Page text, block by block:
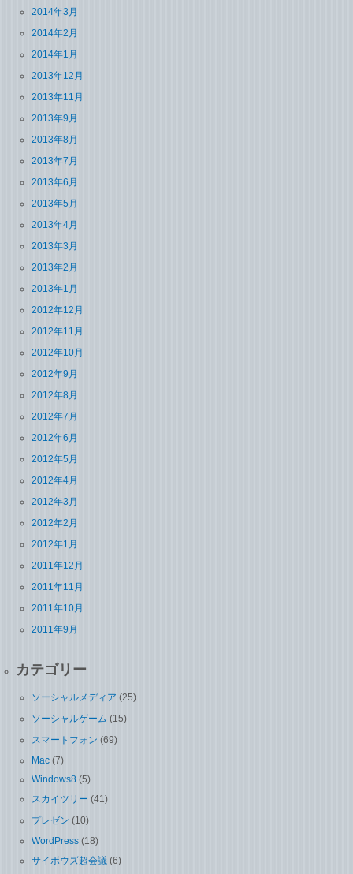
2014年3月
2014年2月
2014年1月
2013年12月
2013年11月
2013年9月
2013年8月
2013年7月
2013年6月
2013年5月
2013年4月
2013年3月
2013年2月
2013年1月
2012年12月
2012年11月
2012年10月
2012年9月
2012年8月
2012年7月
2012年6月
2012年5月
2012年4月
2012年3月
2012年2月
2012年1月
2011年12月
2011年11月
2011年10月
2011年9月
カテゴリー
ソーシャルメディア (25)
ソーシャルゲーム (15)
スマートフォン (69)
Mac (7)
Windows8 (5)
スカイツリー (41)
プレゼン (10)
WordPress (18)
サイボウズ超会議 (6)